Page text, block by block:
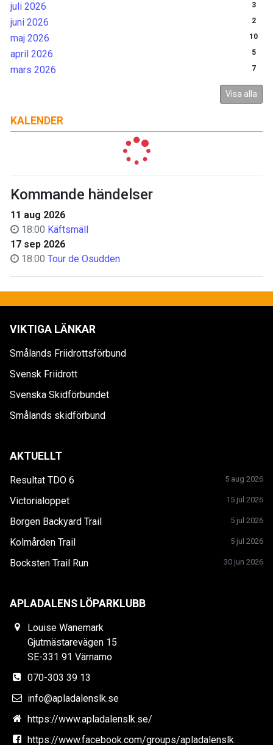
juli 2026 3
juni 2026 2
maj 2026 10
april 2026 5
mars 2026 7
Visa alla
KALENDER
Kommande händelser
11 aug 2026
18:00 Käftsmäll
17 sep 2026
18:00 Tour de Osudden
VIKTIGA LÄNKAR
Smålands Friidrottsförbund
Svensk Friidrott
Svenska Skidförbundet
Smålands skidförbund
AKTUELLT
Resultat TDO 6 5 aug 2026
Victorialoppet 15 jul 2026
Borgen Backyard Trail 5 jul 2026
Kolmården Trail 5 jul 2026
Bocksten Trail Run 30 jun 2026
APLADALENS LÖPARKLUBB
Louise Wanemark
Gjutmästarevägen 15
SE-331 91 Värnamo
070-303 39 13
info@apladalenslk.se
https://www.apladalenslk.se/
https://www.facebook.com/groups/apladalenslk